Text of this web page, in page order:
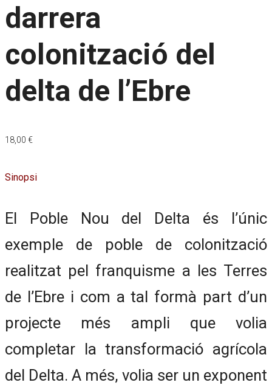
darrera
colonització del
delta de l’Ebre
18,00 €
Sinopsi
El Poble Nou del Delta és l’únic
exemple de poble de colonització
realitzat pel franquisme a les Terres
de l’Ebre i com a tal formà part d’un
projecte més ampli que volia
completar la transformació agrícola
del Delta. A més, volia ser un exponent